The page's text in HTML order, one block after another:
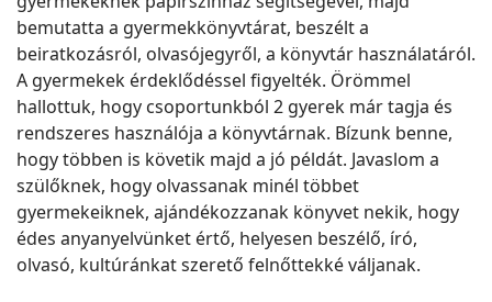
bemutatta a gyermekkönyvtárat, beszélt a
beiratkozásról, olvasójegyről, a könyvtár használatáról.
A gyermekek érdeklődéssel figyelték. Örömmel
hallottuk, hogy csoportunkból 2 gyerek már tagja és
rendszeres használója a könyvtárnak. Bízunk benne,
hogy többen is követik majd a jó példát. Javaslom a
szülőknek, hogy olvassanak minél többet
gyermekeiknek, ajándékozzanak könyvet nekik, hogy
édes anyanyelvünket értő, helyesen beszélő, író,
olvasó, kultúránkat szerető felnőttekké váljanak.